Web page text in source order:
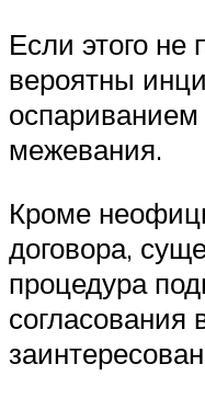
Если этого не
вероятны
оспариванием
межевания.
Кроме
договора,
процедура
согласования